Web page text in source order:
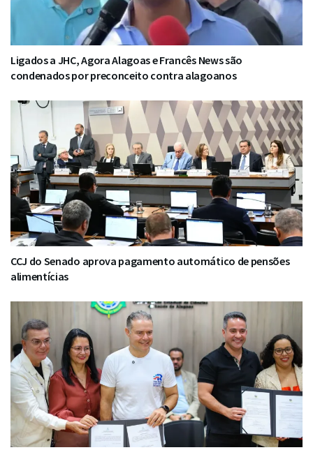
Ligados a JHC, Agora Alagoas e Francês News são
condenados por preconceito contra alagoanos
CCJ do Senado aprova pagamento automático de pensões
alimentícias